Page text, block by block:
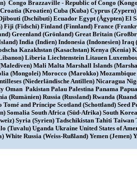
Congo Brazzaville - Republic of Congo
(Kroatien) Cuba (Kuba) Cyprus
(Dschibuti) Ecuador Egypt (Ägypten)
Fiji (Fidschi) Finland (Finnland) France
Greenland (Grönland) Great Britain
India (Indien) Indonesia (Indonesien)
Kazakhstan (Kasachstan) Kenya
Liberia Liechtenstein Litauen
Mali Malta Marshall Islands
(Mongolei) Morocco (Marokko)
(Niederländische Antillen) Nicaragua
Pakistan Palau Palestina Panama
(Rumänien) Russia (Russland) Rwanda
Tomé and Príncipe Scotland (Schottland) Seed
Somalia South Africa (Süd-Afrika) South
Syria (Syrien) Tadschikistan Tahiti
(Tuvalu) Uganda Ukraine United States of
White Russia (Weiss-Rußland) Yemen